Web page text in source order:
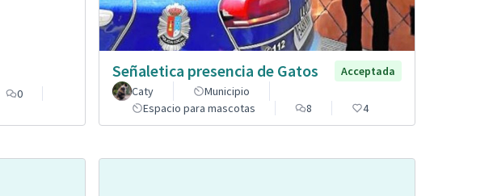
0
Señaletica presencia de Gatos
Acceptada
Caty
Municipio
Espacio para mascotas
8 4